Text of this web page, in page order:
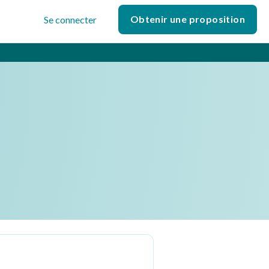
Se connecter Obtenir une proposition